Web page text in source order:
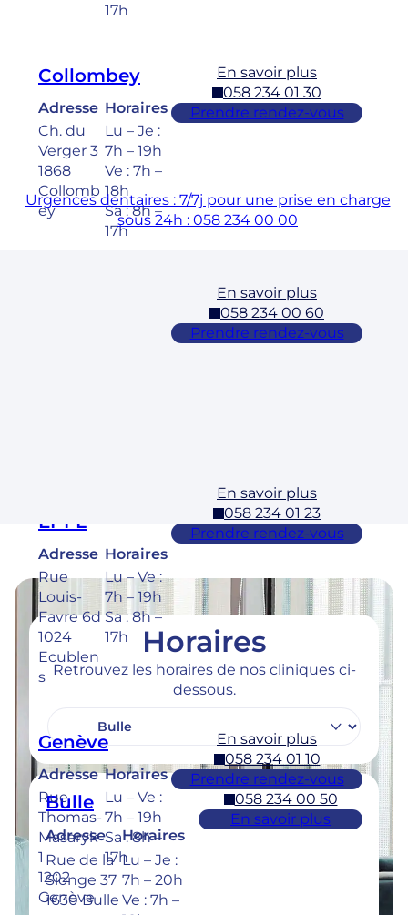
17h
Collombey
Adresse
Ch. du
Verger 3
1868
Collomb
ey
Horaires
Lu – Je :
7h – 19h
Ve : 7h –
18h
Sa : 8h –
17h
En savoir plus
058 234 01 30
Prendre rendez-vous
En savoir plus
058 234 00 60
Prendre rendez-vous
EPFL
Adresse
Rue
Louis-
Favre 6d
1024
Ecublen
s
Horaires
Lu – Ve :
7h – 19h
Sa : 8h –
17h
En savoir plus
058 234 01 23
Prendre rendez-vous
Genève
Adresse
Rue
Thomas-
Masaryk
1
1202
Genève
Horaires
Lu – Ve :
7h – 19h
Sa : 8h –
17h
En savoir plus
058 234 01 10
Prendre rendez-vous
Urgences dentaires : 7/7j pour une prise en charge
sous 24h : 058 234 00 00
Horaires
Retrouvez les horaires de nos cliniques ci-
dessous.
Bulle
Adresse
Rue de la
Sionge 37
1630 Bulle
Horaires
Lu – Je :
7h – 20h
Ve : 7h –
058 234 00 50
En savoir plus